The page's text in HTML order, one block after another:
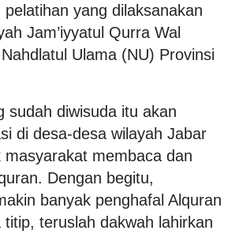
pelatihan yang dilaksanakan
Jam’iyyatul Qurra Wal
Ulama (NU) Provinsi
sudah diwisuda itu akan
di desa-desa wilayah Jabar
masyarakat membaca dan
Dengan begitu,
banyak penghafal Alquran
titip, teruslah dakwah lahirkan